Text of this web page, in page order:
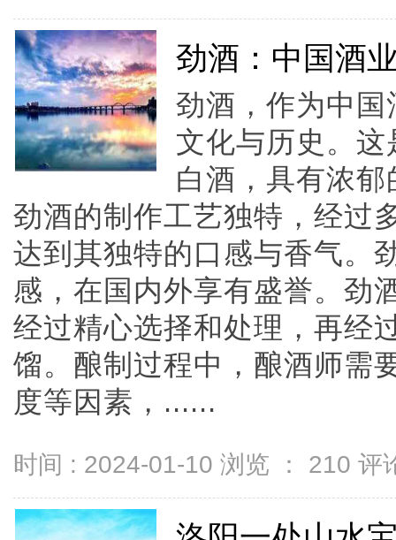
劲酒：中国酒
劲酒，作为中
文化与历史。
白酒，具有浓
劲酒的制作工艺独特，经过
达到其独特的口感与香气。
感，在国内外享有盛誉。劲
经过精心选择和处理，再经
馏。酿制过程中，酿酒师需
度等因素，......
时间 : 2024-01-10 浏览 ： 210 评